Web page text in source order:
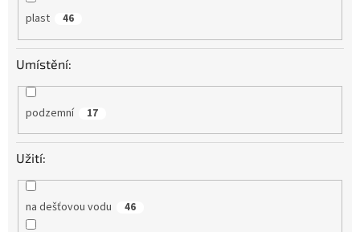
plast 46
Umístění:
podzemní 17
Užití:
na dešťovou vodu 46